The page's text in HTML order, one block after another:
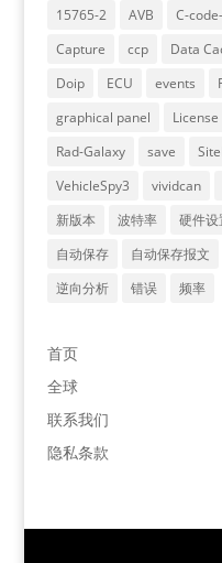
15765-2 AVB C-
Capture
ccp Data
Doip
ECU events
graphical panel
License
Rad-Galaxy
save
VehicleSpy3
vividcan
新版本
波特率 硬件设
自动保存
自动保存报文
逆向分析
错误 频率
首页
全球
联系我们
隐私条款